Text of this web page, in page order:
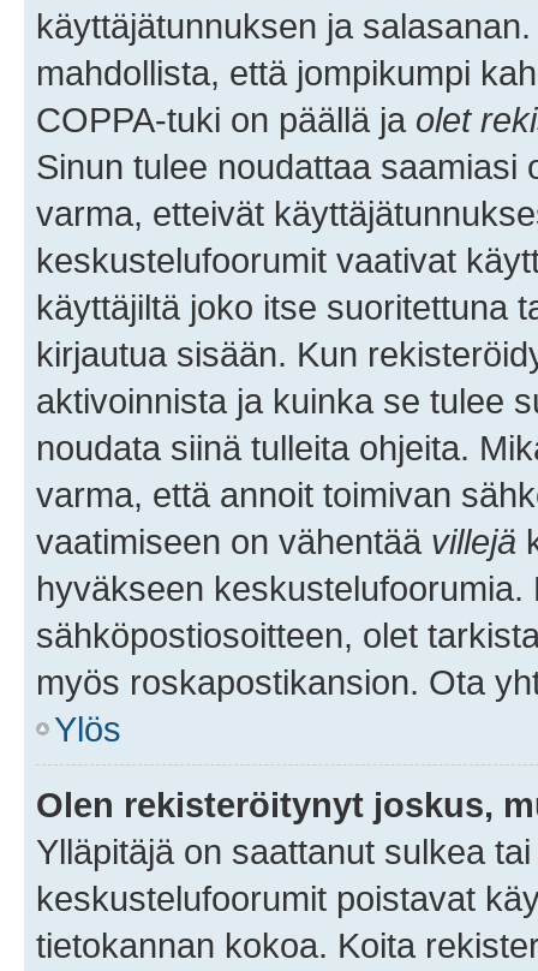
käyttäjätunnuksen ja
mahdollista, että jompikumpi
COPPA-tuki on päällä ja olet
Sinun tulee noudattaa saamiasi
varma, etteivät
keskustelufoorumit vaativat
käyttäjiltä joko itse suoritettuna
kirjautua sisään. Kun
aktivoinnista ja kuinka se tulee
noudata siinä tulleita ohjeita.
varma, että annoit toimivan
vaatimiseen on vähentää villejä
hyväkseen
sähköpostiosoitteen, olet
myös roskapostikansion. Ota
Ylös
Olen rekisteröitynyt joskus,
Ylläpitäjä on saattanut sulkea
keskustelufoorumit poistavat
tietokannan kokoa. Koita